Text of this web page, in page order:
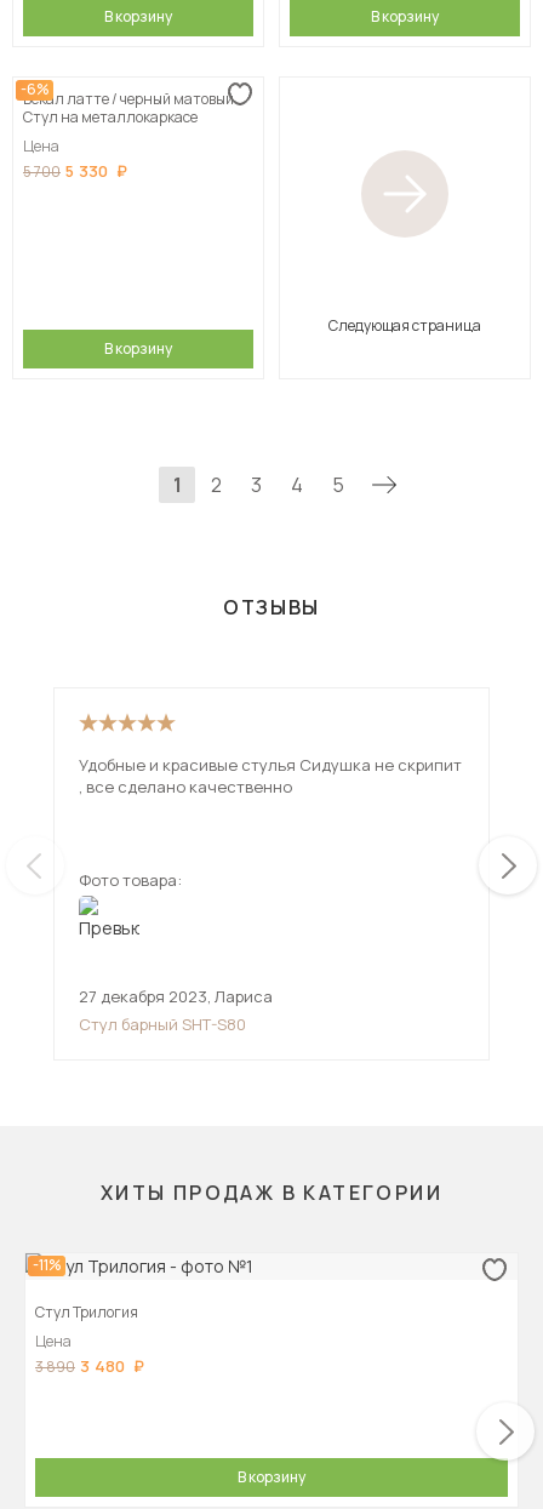
В корзину В корзину
-6%
Бекал латте / черный матовый
Стул на металлокаркасе
Цена
5 700 5 330
В корзину
Следующая страница
1 2 3 4 5
ОТЗЫВЫ
Удобные и красивые стулья Сидушка не скрипит
, все сделано качественно
Фото товара:
27 декабря 2023, Лариса
Стул барный SHT-S80
ХИТЫ ПРОДАЖ В КАТЕГОРИИ
-11%
Стул Трилогия
Цена
3 890 3 480
В корзину